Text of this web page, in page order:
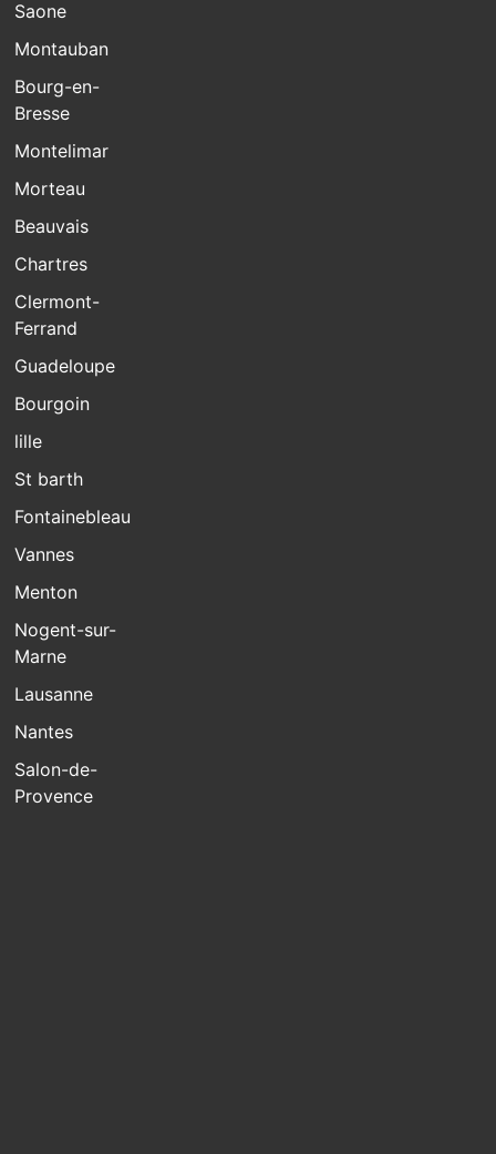
Saone
Montauban
Bourg-en-
Bresse
Montelimar
Morteau
Beauvais
Chartres
Clermont-
Ferrand
Guadeloupe
Bourgoin
lille
St barth
Fontainebleau
Vannes
Menton
Nogent-sur-
Marne
Lausanne
Nantes
Salon-de-
Provence